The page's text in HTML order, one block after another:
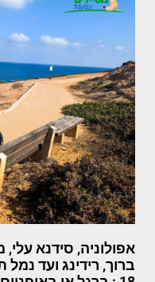
אפולוניה, סידנא
ברוך, רידינג ועד